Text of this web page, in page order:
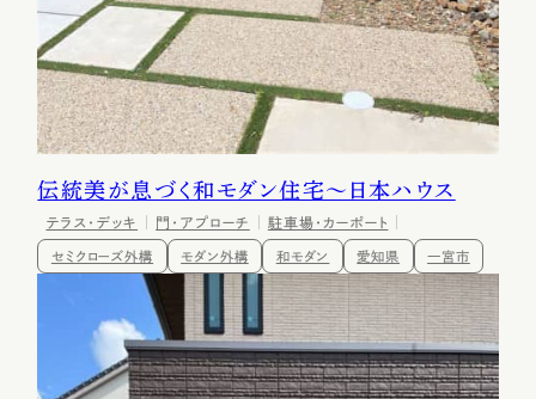
伝統美が息づく和モダン住宅～日本ハウス
テラス・デッキ 門・アプローチ 駐車場・カーポート
セミクローズ外構 モダン外構 和モダン 愛知県 一宮市